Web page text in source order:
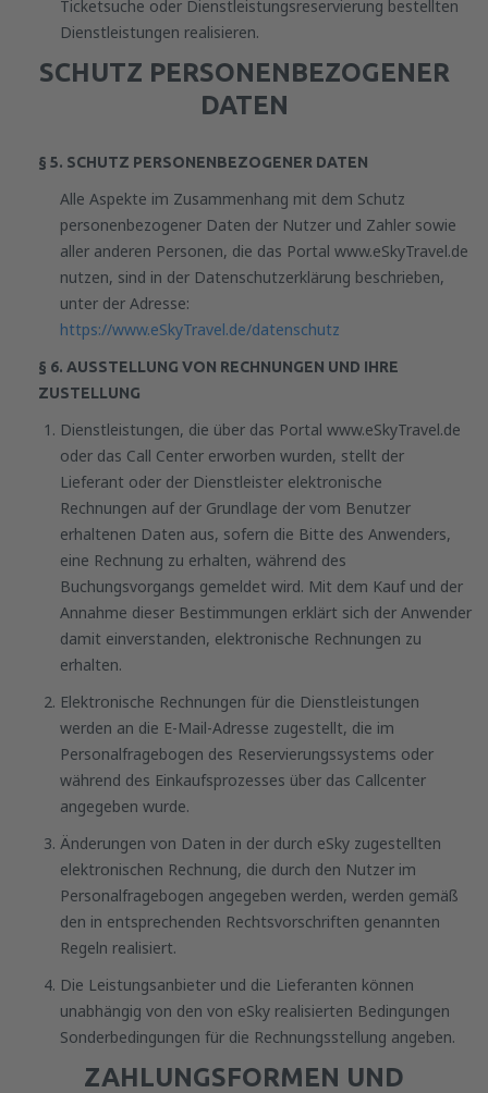
Ticketsuche oder Dienstleistungsreservierung bestellten
Dienstleistungen realisieren.
SCHUTZ PERSONENBEZOGENER
DATEN
§ 5. SCHUTZ PERSONENBEZOGENER DATEN
Alle Aspekte im Zusammenhang mit dem Schutz
personenbezogener Daten der Nutzer und Zahler sowie
aller anderen Personen, die das Portal www.eSkyTravel.de
nutzen, sind in der Datenschutzerklärung beschrieben,
unter der Adresse:
https://www.eSkyTravel.de/datenschutz
§ 6. AUSSTELLUNG VON RECHNUNGEN UND IHRE
ZUSTELLUNG
Dienstleistungen, die über das Portal www.eSkyTravel.de
oder das Call Center erworben wurden, stellt der
Lieferant oder der Dienstleister elektronische
Rechnungen auf der Grundlage der vom Benutzer
erhaltenen Daten aus, sofern die Bitte des Anwenders,
eine Rechnung zu erhalten, während des
Buchungsvorgangs gemeldet wird. Mit dem Kauf und der
Annahme dieser Bestimmungen erklärt sich der Anwender
damit einverstanden, elektronische Rechnungen zu
erhalten.
Elektronische Rechnungen für die Dienstleistungen
werden an die E-Mail-Adresse zugestellt, die im
Personalfragebogen des Reservierungssystems oder
während des Einkaufsprozesses über das Callcenter
angegeben wurde.
Änderungen von Daten in der durch eSky zugestellten
elektronischen Rechnung, die durch den Nutzer im
Personalfragebogen angegeben werden, werden gemäß
den in entsprechenden Rechtsvorschriften genannten
Regeln realisiert.
Die Leistungsanbieter und die Lieferanten können
unabhängig von den von eSky realisierten Bedingungen
Sonderbedingungen für die Rechnungsstellung angeben.
ZAHLUNGSFORMEN UND